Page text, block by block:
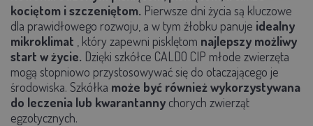
kociętom i szczeniętom. Pierwsze dni życia są kluczowe
dla prawidłowego rozwoju, a w tym żłobku panuje idealny
mikroklimat , który zapewni pisklętom najlepszy możliwy
start w życie. Dzięki szkółce CALDO CIP młode zwierzęta
mogą stopniowo przystosowywać się do otaczającego je
środowiska. Szkółka może być również wykorzystywana
do leczenia lub kwarantanny chorych zwierząt
egzotycznych.